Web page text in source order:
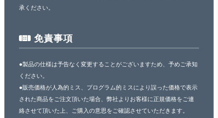
承ください。
免責事項
●製品の仕様は予告なく変更することがございますため、予めご承知
ください。
●販売価格が人為的ミス、プログラム的ミスにより誤った価格で表示
された商品をご注文頂いた場合、弊社よりお客様に正規価格をご連
絡させて頂いた上、ご購入の意思をご確認させていただきます。